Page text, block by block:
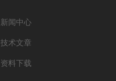
新闻中心
技术文章
资料下载